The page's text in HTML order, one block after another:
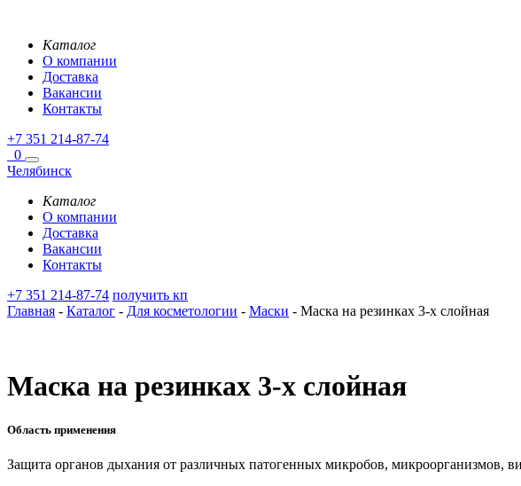
Каталог
О компании
Доставка
Вакансии
Контакты
+7 351 214-87-74
0
Челябинск
Каталог
О компании
Доставка
Вакансии
Контакты
+7 351 214-87-74 получить кп
Главная - Каталог - Для косметологии - Маски - Маска на резинках 3-х слойная
Маска на резинках 3-х слойная
Область применения
Защита органов дыхания от различных патогенных микробов, микроорганизмов,